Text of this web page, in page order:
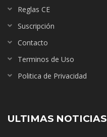
Reglas CE
Suscripción
Contacto
Terminos de Uso
Politica de Privacidad
ULTIMAS NOTICIAS